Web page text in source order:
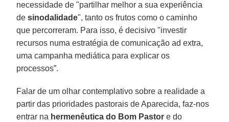
necessidade de "partilhar melhor a sua experiência
desinodalidade", tanto os frutos como o caminho
que percorreram. Para isso, é decisivo "investir
recursos numa estratégia de comunicação ad extra,
uma campanha mediática para explicar os
processos”.
Falar de um olhar contemplativo sobre a realidade a
partir das prioridades pastorais de Aparecida, faz-nos
entrar na hermenêutica do Bom Pastor e do